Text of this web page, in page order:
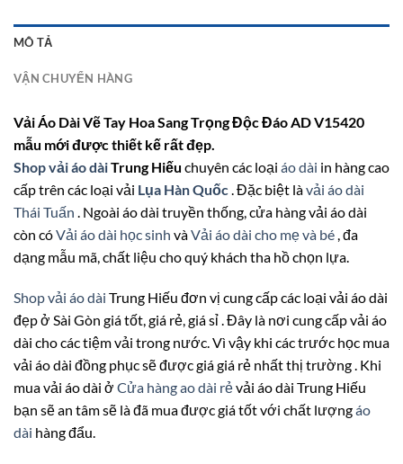
MÔ TẢ
VẬN CHUYỂN HÀNG
Vải Áo Dài Vẽ Tay Hoa Sang Trọng Độc Đáo AD V15420
mẫu mới được thiết kế rất đẹp.
Shop vải áo dàiTrung Hiếu chuyên các loại áo dài in hàng cao
cấp trên các loại vải Lụa Hàn Quốc . Đặc biệt làvải áo dài
Thái Tuấn . Ngoài áo dài truyền thống, cửa hàng vải áo dài
còn cóVải áo dài học sinh vàVải áo dài cho mẹ và bé , đa
dạng mẫu mã, chất liệu cho quý khách tha hồ chọn lựa.
Shop vải áo dài Trung Hiếu đơn vị cung cấp các loại vải áo dài
đẹp ở Sài Gòn giá tốt, giá rẻ, giá sỉ . Đây là nơi cung cấp vải áo
dài cho các tiệm vải trong nước. Vì vậy khi các trước học mua
vải áo dài đồng phục sẽ được giá giá rẻ nhất thị trường . Khi
mua vải áo dài ở Cửa hàng ao dài rẻvải áo dài Trung Hiếu
bạn sẽ an tâm sẽ là đã mua được giá tốt với chất lượngáo
dài hàng đẩu.